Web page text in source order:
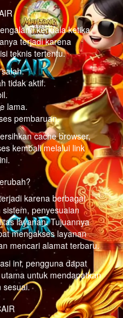
kendala ketika
terjadi karena
teknis tertentu.
tidak aktif.
lama.
pembaruan.
cache browser,
kembali melalui link
karena berbagai
penyesuaian
layanan. Tujuannya
mengakses layanan
mencari alamat terbaru.
ini, pengguna dapat
untuk mendapatkan
sesuai.